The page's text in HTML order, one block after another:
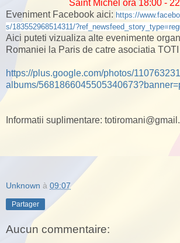
Saint Michel ora 18:00 -
Eveniment Facebook aici: https://www.fac
s/183552968514311/?ref_newsfeed_story_type=re
Aici puteti vizualiza alte evenimente
Romaniei la Paris de catre asociatia
https://plus.google.com/photos/
albums/5681866045505340673?banner=
Informatii suplimentare:
Unknown à 09:07
Partager
Aucun commentaire: